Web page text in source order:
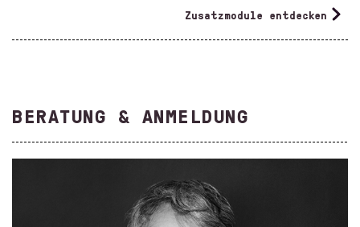
Zusatzmodule entdecken
BERATUNG & ANMELDUNG